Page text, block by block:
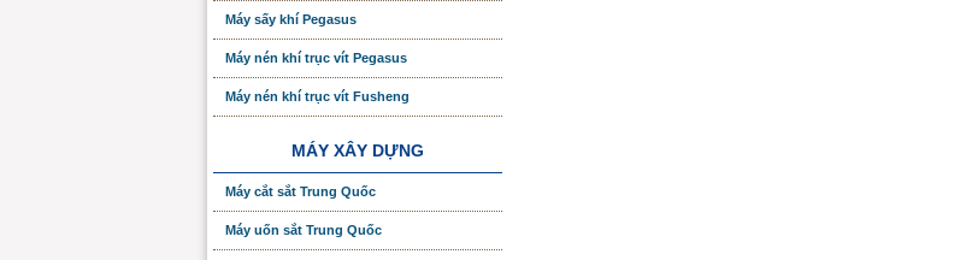
Máy sấy khí Pegasus
Máy nén khí trục vít Pegasus
Máy nén khí trục vít Fusheng
MÁY XÂY DỰNG
Máy cắt sắt Trung Quốc
Máy uốn sắt Trung Quốc